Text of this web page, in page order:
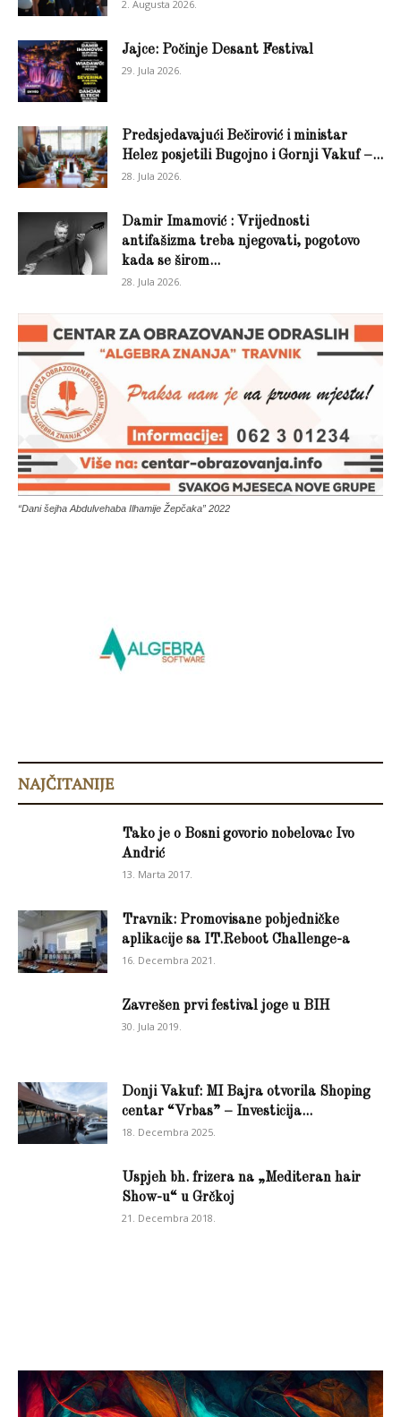
2. Augusta 2026.
Jajce: Počinje Desant Festival
29. Jula 2026.
Predsjedavajući Bečirović i ministar
Helez posjetili Bugojno i Gornji Vakuf –...
28. Jula 2026.
Damir Imamović : Vrijednosti
antifašizma treba njegovati, pogotovo
kada se širom...
28. Jula 2026.
“Dani šejha Abdulvehaba Ilhamije Žepčaka” 2022
NAJČITANIJE
Tako je o Bosni govorio nobelovac Ivo
Andrić
13. Marta 2017.
Travnik: Promovisane pobjedničke
aplikacije sa IT.Reboot Challenge-a
16. Decembra 2021.
Zavrešen prvi festival joge u BIH
30. Jula 2019.
Donji Vakuf: MI Bajra otvorila Shoping
centar “Vrbas” – Investicija...
18. Decembra 2025.
Uspjeh bh. frizera na „Mediteran hair
Show-u“ u Grčkoj
21. Decembra 2018.